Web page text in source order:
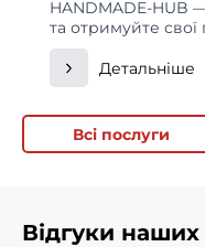
HANDMADE-HUB
та отримуйте свої
Детальніше
Всі послуги
Відгуки наших